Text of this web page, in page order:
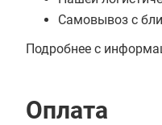
Самовывоз с
Подробнее с
Оплата